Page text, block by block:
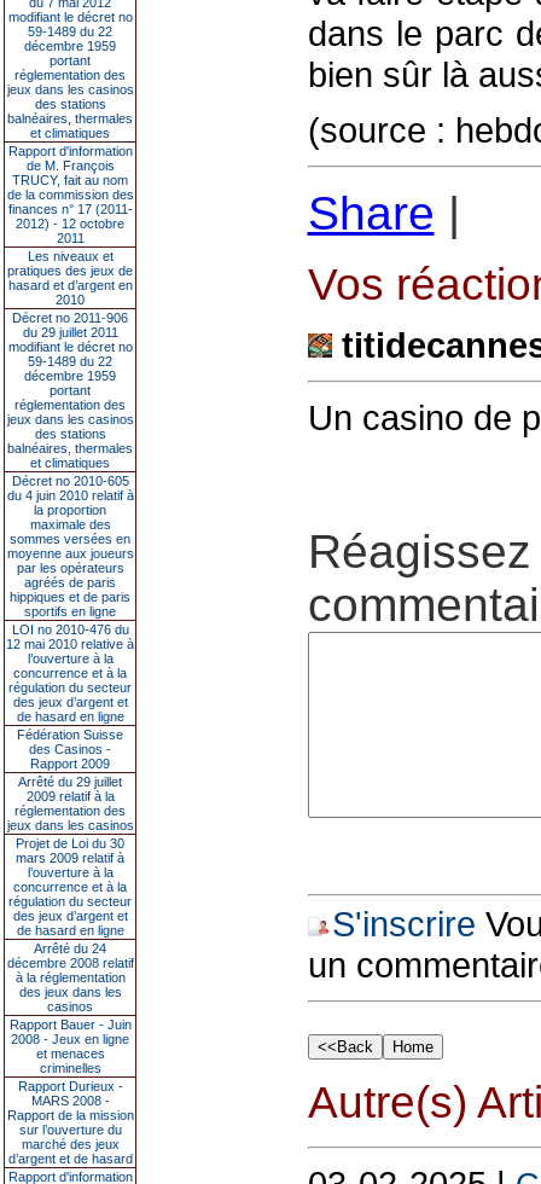
modifiant le décret no
59-1489 du 22
décembre 1959
portant
réglementation des
jeux dans les casinos
des stations
balnéaires, thermales
et climatiques
Rapport d'information
de M. François
TRUCY, fait au nom
de la commission des
finances n° 17 (2011-
2012) - 12 octobre
2011
Les niveaux et
pratiques des jeux de
hasard et d’argent en
2010
Décret no 2011-906
du 29 juillet 2011
modifiant le décret no
59-1489 du 22
décembre 1959
portant
réglementation des
jeux dans les casinos
des stations
balnéaires, thermales
et climatiques
Décret no 2010-605
du 4 juin 2010 relatif à
la proportion
maximale des
sommes versées en
moyenne aux joueurs
par les opérateurs
agréés de paris
hippiques et de paris
sportifs en ligne
LOI no 2010-476 du
12 mai 2010 relative à
l’ouverture à la
concurrence et à la
régulation du secteur
des jeux d’argent et
de hasard en ligne
Fédération Suisse
des Casinos -
Rapport 2009
Arrêté du 29 juillet
2009 relatif à la
réglementation des
jeux dans les casinos
Projet de Loi du 30
mars 2009 relatif à
l’ouverture à la
concurrence et à la
régulation du secteur
des jeux d’argent et
de hasard en ligne
Arrêté du 24
décembre 2008 relatif
à la réglementation
des jeux dans les
casinos
Rapport Bauer - Juin
2008 - Jeux en ligne
et menaces
criminelles
Rapport Durieux -
MARS 2008 -
Rapport de la mission
sur l’ouverture du
marché des jeux
d’argent et de hasard
Rapport d'information
dans le parc
bien sûr là
(source :
Share |
Vos
Un casino de
S'inscrire
un
Autre(s)